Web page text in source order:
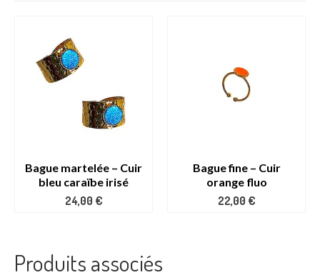
Bague martelée – Cuir
bleu caraïbe irisé
24,00 €
Bague fine – Cuir
orange fluo
22,00 €
Produits associés